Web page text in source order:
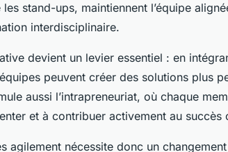
stand-ups, maintiennent l’équipe
interdisciplinaire.
devient un levier essentiel : en
peuvent créer des solutions plus
aussi l’intrapreneuriat, où chaque
et à contribuer activement au succès
agilement nécessite donc un